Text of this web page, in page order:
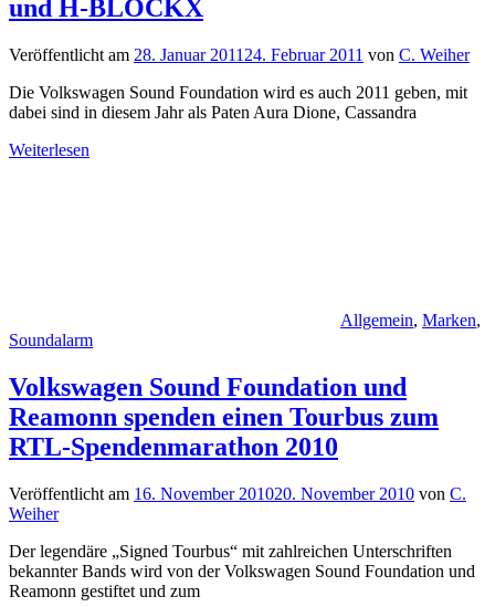
und H-BLOCKX
Veröffentlicht am 28. Januar 2011 24. Februar 2011 von C. Weiher
Die Volkswagen Sound Foundation wird es auch 2011 geben, mit
dabei sind in diesem Jahr als Paten Aura Dione, Cassandra
Weiterlesen
Allgemein, Marken,
Soundalarm
Volkswagen Sound Foundation und
Reamonn spenden einen Tourbus zum
RTL-Spendenmarathon 2010
Veröffentlicht am 16. November 201020. November 2010 von C.
Weiher
Der legendäre „Signed Tourbus“ mit zahlreichen Unterschriften
bekannter Bands wird von der Volkswagen Sound Foundation und
Reamonn gestiftet und zum